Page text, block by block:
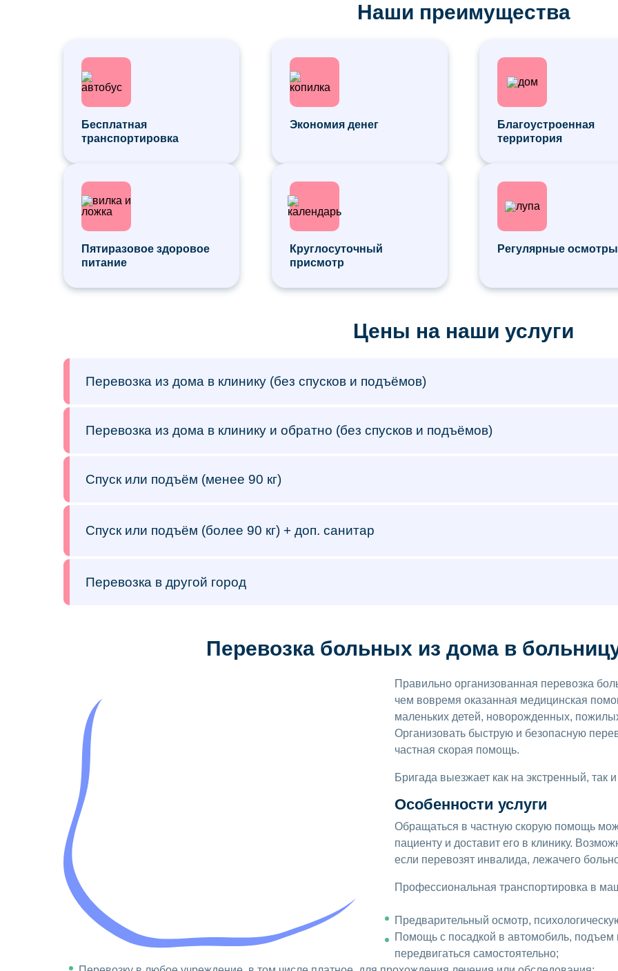
Наши преимущества
Бесплатная
транспортировка
Экономия денег
Благоустроенная
территория
Пятиразовое здоровое
питание
Круглосуточный
присмотр
Регулярные осмотры
Цены на наши услуги
Перевозка из дома в клинику (без спусков и подъёмов)
Перевозка из дома в клинику и обратно (без спусков и подъёмов)
Спуск или подъём (менее 90 кг)
Спуск или подъём (более 90 кг) + доп. санитар
Перевозка в другой город
Перевозка больных из дома в
Правильно организованная перевозка
чем вовремя оказанная медицинская
маленьких детей, новорожденных,
Организовать быструю и безопасную
частная скорая помощь.
Бригада выезжает как на экстренный, так
Особенности услуги
Обращаться в частную скорую помощь
пациенту и доставит его в клинику.
если перевозят инвалида, лежачего
Профессиональная транспортировка в
Предварительный осмотр,
Помощь с посадкой в автомобиль, подъем
передвигаться самостоятельно;